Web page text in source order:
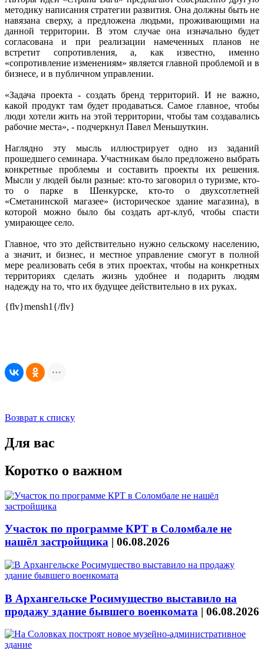
методику написания стратегии развития. Она должны быть не
навязана сверху, а предложена людьми, проживающими на
данной территории. В этом случае она изначально будет
согласована и при реализации намеченных планов не
встретит сопротивления, а, как известно, именно
«сопротивление изменениям» является главной проблемой и в
бизнесе, и в публичном управлении.
«Задача проекта - создать бренд территорий. И не важно,
какой продукт там будет продаваться. Самое главное, чтобы
люди хотели жить на этой территории, чтобы там создавались
рабочие места», - подчеркнул Павел Меньшуткин.
Наглядно эту мысль иллюстрирует одно из заданий
прошедшего семинара. Участникам было предложено выбрать
конкретные проблемы и составить проекты их решения.
Мысли у людей были разные: кто-то заговорил о туризме, кто-
то о парке в Шенкурске, кто-то о двухсотлетней
«Сметанинской магазее» (историческое здание магазина), в
которой можно было бы создать арт-клуб, чтобы спасти
умирающее село.
Главное, что это действительно нужно сельскому населению,
а значит, и бизнес, и местное управление смогут в полной
мере реализовать себя в этих проектах, чтобы на конкретных
территориях сделать жизнь удобнее и подарить людям
надежду на то, что их будущее действительно в их руках.
{flv}mensh1{/flv}
Возврат к списку
Для вас
Коротко о важном
Участок по программе КРТ в Соломбале не
нашёл застройщика | 06.08.2026
В Архангельске Росимущество выставило на
продажу здание бывшего военкомата | 06.08.2026